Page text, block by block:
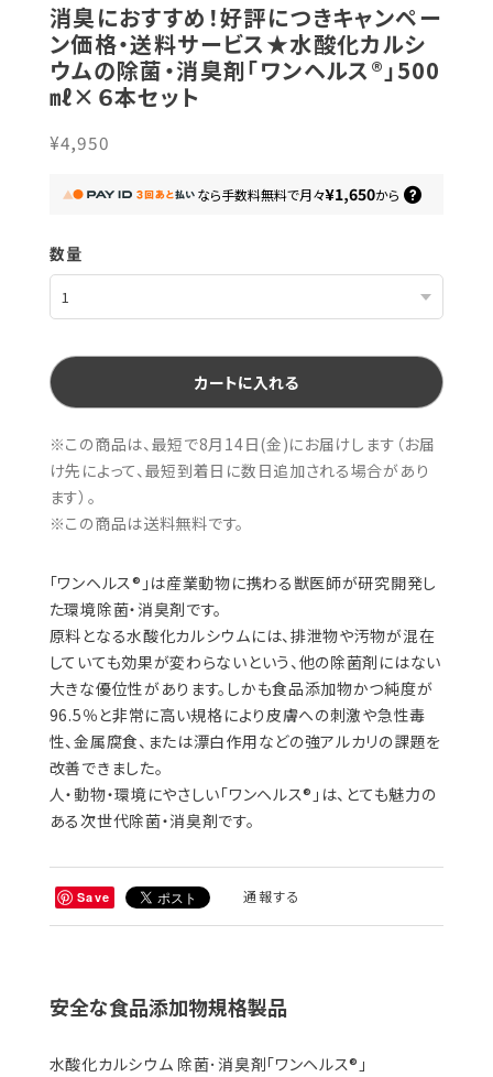
消臭におすすめ！好評につきキャンペー
ン価格・送料サービス★水酸化カルシ
ウムの除菌・消臭剤「ワンヘルス®」500
㎖×６本セット
¥4,950
なら手数料無料で月々¥1,650から
数量
カートに入れる
※この商品は、最短で8月14日(金)にお届けします（お届
け先によって、最短到着日に数日追加される場合があり
ます）。
※この商品は送料無料です。
「ワンヘルス®」は産業動物に携わる獣医師が研究開発し
た環境除菌・消臭剤です。
原料となる水酸化カルシウムには、排泄物や汚物が混在
していても効果が変わらないという、他の除菌剤にはない
大きな優位性があります。しかも食品添加物かつ純度が
96.5％と非常に高い規格により皮膚への刺激や急性毒
性、金属腐食、または漂白作用などの強アルカリの課題を
改善できました。
人・動物・環境にやさしい「ワンヘルス®」は、とても魅力の
ある次世代除菌・消臭剤です。
Save 通報する
安全な食品添加物規格製品
水酸化カルシウム 除菌･消臭剤「ワンヘルス®」